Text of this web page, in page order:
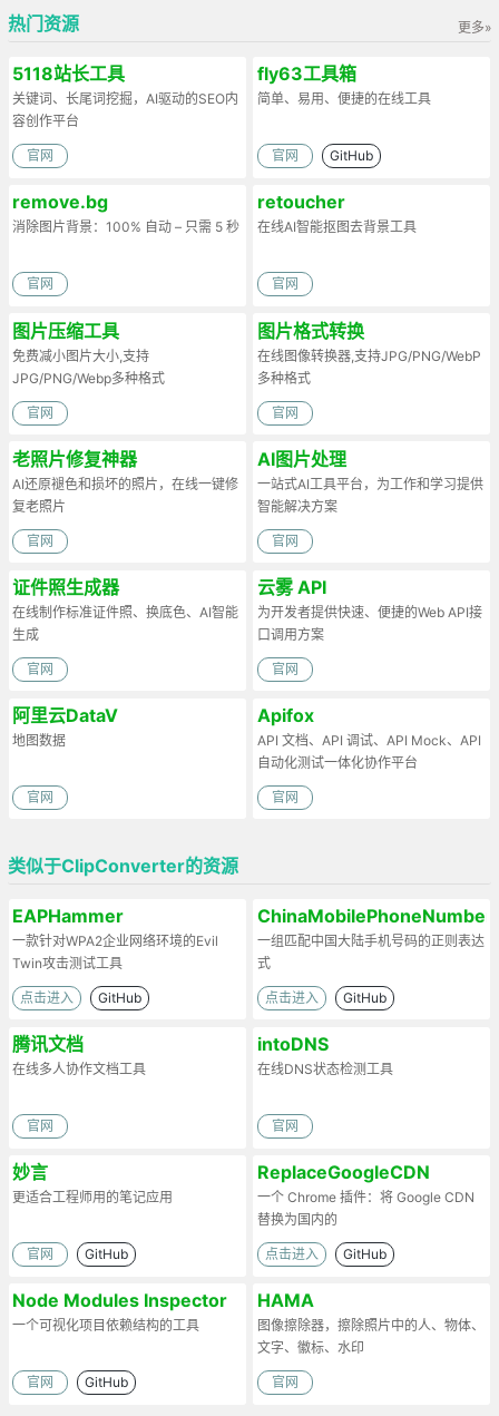
更多»
热门资源
5118站长工具
关键词、长尾词挖掘，AI驱动的SEO内
容创作平台
官网
fly63工具箱
简单、易用、便捷的在线工具
官网 GitHub
remove.bg
消除图片背景：100% 自动 – 只需 5 秒
官网
retoucher
在线AI智能抠图去背景工具
官网
图片压缩工具
免费减小图片大小,支持
JPG/PNG/Webp多种格式
官网
图片格式转换
在线图像转换器,支持JPG/PNG/WebP
多种格式
官网
老照片修复神器
AI还原褪色和损坏的照片，在线一键修
复老照片
官网
AI图片处理
一站式AI工具平台，为工作和学习提供
智能解决方案
官网
证件照生成器
在线制作标准证件照、换底色、AI智能
生成
官网
云雾 API
为开发者提供快速、便捷的Web API接
口调用方案
官网
阿里云DataV
地图数据
官网
Apifox
API 文档、API 调试、API Mock、API
自动化测试一体化协作平台
官网
类似于ClipConverter的资源
EAPHammer
一款针对WPA2企业网络环境的Evil
Twin攻击测试工具
点击进入 GitHub
一组匹配中国大陆手机号码的正则表达
式
点击进入 GitHub
腾讯文档
在线多人协作文档工具
官网
intoDNS
在线DNS状态检测工具
官网
妙言
更适合工程师用的笔记应用
官网 GitHub
ReplaceGoogleCDN
一个 Chrome 插件：将 Google CDN
替换为国内的
点击进入 GitHub
Node Modules Inspector
一个可视化项目依赖结构的工具
官网 GitHub
HAMA
图像擦除器，擦除照片中的人、物体、
文字、徽标、水印
官网